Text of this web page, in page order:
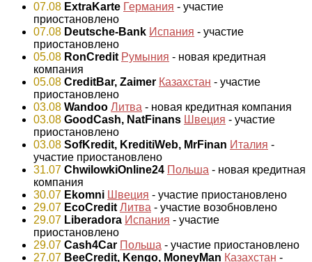
07.08 ExtraKarte Германия - участие
приостановлено
07.08 Deutsche-Bank Испания - участие
приостановлено
05.08 RonCredit Румыния - новая кредитная
компания
05.08 CreditBar, Zaimer Казахстан - участие
приостановлено
03.08 Wandoo Литва - новая кредитная компания
03.08 GoodCash, NatFinans Швеция - участие
приостановлено
03.08 SofKredit, KreditiWeb, MrFinan Италия -
участие приостановлено
31.07 ChwilowkiOnline24 Польша - новая кредитная
компания
30.07 Ekomni Швеция - участие приостановлено
29.07 EcoCredit Литва - участие возобновлено
29.07 Liberadora Испания - участие
приостановлено
29.07 Cash4Car Польша - участие приостановлено
27.07 BeeCredit, Kengo, MoneyMan Казахстан -